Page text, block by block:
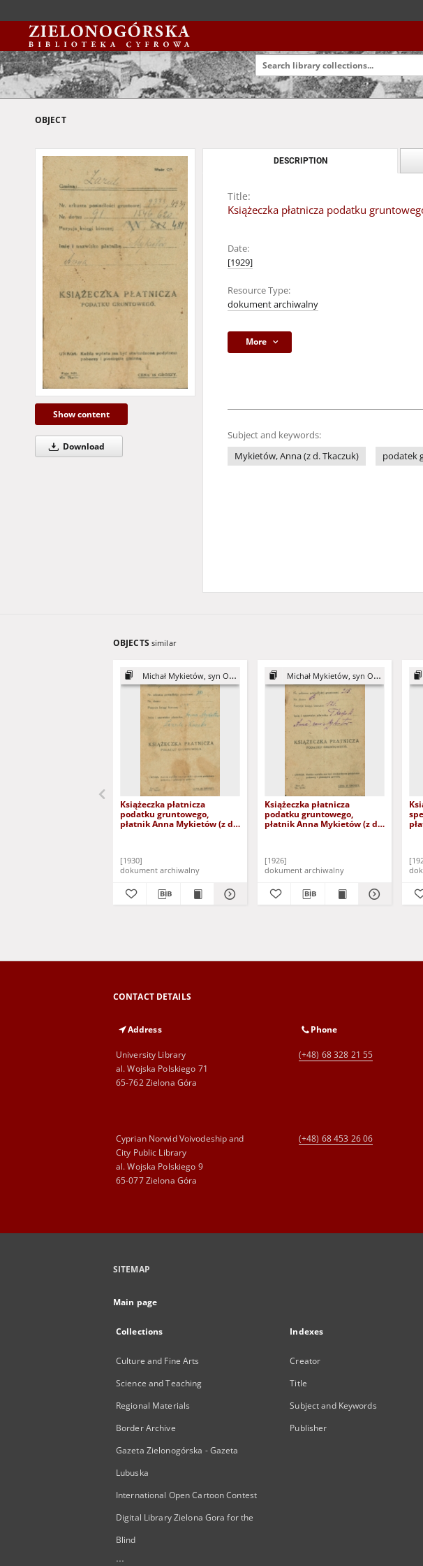
OBJECT
Show content
Download
DESCRIPTION
Title:
Książeczka płatnicza podatku
Date:
[1929]
Resource Type:
dokument archiwalny
More
Subject and keywords:
Mykietów, Anna (z d. Tkaczuk)
podatek
OBJECTS similar
Michał Mykietów, syn Onufrego
Książeczka płatnicza
podatku gruntowego,
płatnik Anna Mykietów (z d.
[1930]
dokument archiwalny
Michał Mykietów, syn Onufrego
Książeczka płatnicza
podatku gruntowego,
płatnik Anna Mykietów (z d.
[1926]
dokument archiwalny
CONTACT DETAILS
Address
University Library
al. Wojska Polskiego 71
65-762 Zielona Góra
Phone
(+48) 68 328 21 55
Cyprian Norwid Voivodeship and
City Public Library
al. Wojska Polskiego 9
65-077 Zielona Góra
(+48) 68 453 26 06
SITEMAP
Main page
Collections
Culture and Fine Arts
Science and Teaching
Regional Materials
Border Archive
Gazeta Zielonogórska - Gazeta
Lubuska
International Open Cartoon Contest
Digital Library Zielona Gora for the
Blind
...
Indexes
Creator
Title
Subject and Keywords
Publisher